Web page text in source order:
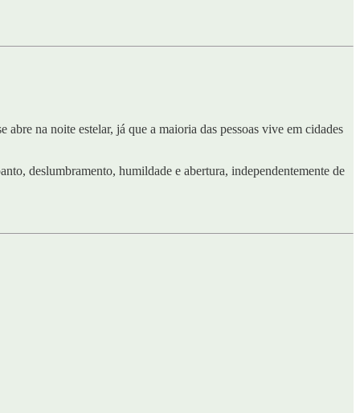
abre na noite estelar, já que a maioria das pessoas vive em cidades
deslumbramento, humildade e abertura, independentemente de